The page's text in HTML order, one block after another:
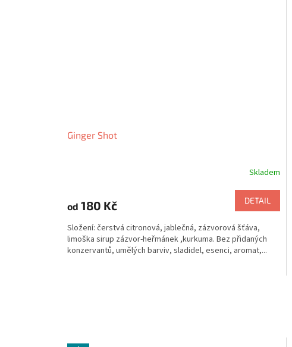
Ginger Shot
Skladem
od 180 Kč DETAIL
Složení: čerstvá citronová, jablečná, zázvorová šťáva,
limoška sirup zázvor-heřmánek ,kurkuma. Bez přidaných
konzervantů, umělých barviv, sladidel, esenci, aromat,...